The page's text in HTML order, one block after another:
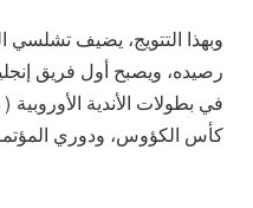
وبهذا التتويج، يضيف تشلسي
رصيده، ويصبح أول فريق
في بطولات الأندية
كأس الكؤوس، ودوري